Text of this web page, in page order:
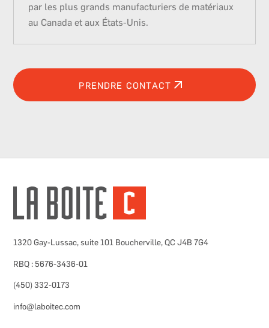
par les plus grands manufacturiers de matériaux
au Canada et aux États-Unis.
PRENDRE CONTACT
1320 Gay-Lussac, suite 101 Boucherville, QC J4B 7G4
RBQ : 5676-3436-01
(450) 332-0173
info@laboitec.com